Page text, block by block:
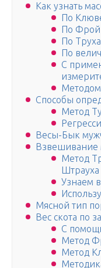
Как узнать
По
По
По
По
С
Методом
Способы
Метод
Весы-Бык
Взвешивание
Метод
Штрауха
Узнаем
Мясной тип
Вес скота по
С
Метод
Метод